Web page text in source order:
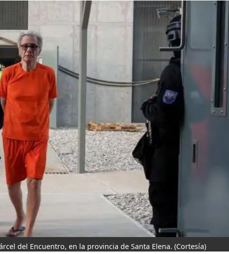
del Encuentro, en la provincia de Santa Elena. (Cortesía)